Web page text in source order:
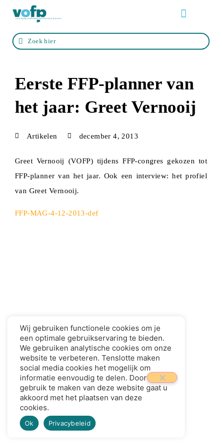
Eerste FFP-planner van
het jaar: Greet Vernooij
Artikelen december 4, 2013
Greet Vernooij (VOFP) tijdens FFP-congres gekozen tot
FFP-planner van het jaar. Ook een interview: het profiel
van Greet Vernooij.
FFP-MAG-4-12-2013-def
Lees het bijbehorende artikel
Wij gebruiken functionele cookies om je
een optimale gebruikservaring te bieden.
We gebruiken analytische cookies om onze
website te verbeteren. Tenslotte maken
social media cookies het mogelijk om
informatie eenvoudig te delen. Door
gebruik te maken van deze website gaat u
akkoord met het plaatsen van deze
cookies.
Ok Privacybeleid